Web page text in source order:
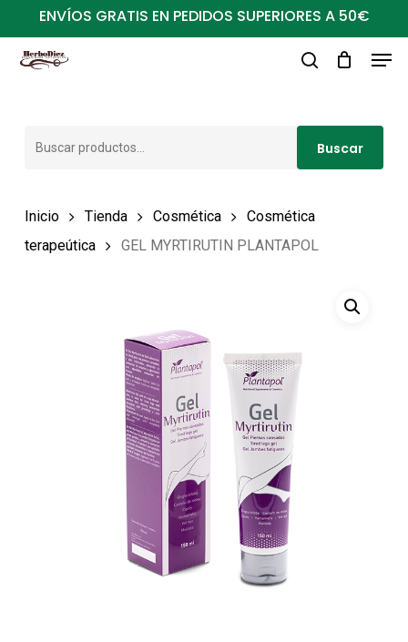
al
contenido
ENVÍOS GRATIS EN PEDIDOS SUPERIORES A 50€
Buscar
Inicio Tienda Cosmética
Cosmética
terapeútica
GEL MYRTIRUTIN PLANTAPOL
Close